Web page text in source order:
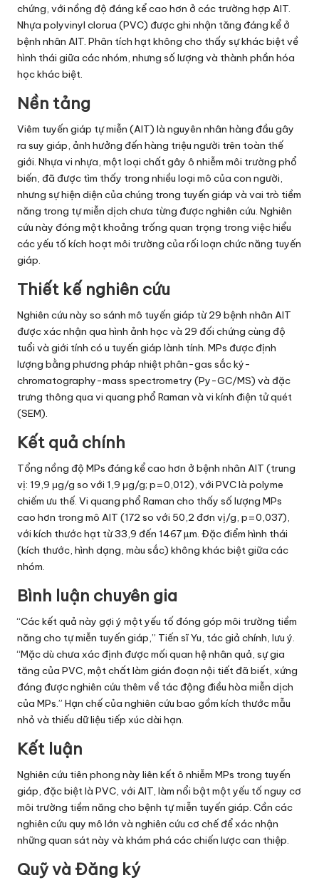
chứng, với nồng độ đáng kể cao hơn ở các trường hợp AIT.
Nhựa polyvinyl clorua (PVC) được ghi nhận tăng đáng kể ở
bệnh nhân AIT. Phân tích hạt không cho thấy sự khác biệt về
hình thái giữa các nhóm, nhưng số lượng và thành phần hóa
học khác biệt.
Nền tảng
Viêm tuyến giáp tự miễn (AIT) là nguyên nhân hàng đầu gây
ra suy giáp, ảnh hưởng đến hàng triệu người trên toàn thế
giới. Nhựa vi nhựa, một loại chất gây ô nhiễm môi trường phổ
biến, đã được tìm thấy trong nhiều loại mô của con người,
nhưng sự hiện diện của chúng trong tuyến giáp và vai trò tiềm
năng trong tự miễn dịch chưa từng được nghiên cứu. Nghiên
cứu này đóng một khoảng trống quan trọng trong việc hiểu
các yếu tố kích hoạt môi trường của rối loạn chức năng tuyến
giáp.
Thiết kế nghiên cứu
Nghiên cứu này so sánh mô tuyến giáp từ 29 bệnh nhân AIT
được xác nhận qua hình ảnh học và 29 đối chứng cùng độ
tuổi và giới tính có u tuyến giáp lành tính. MPs được định
lượng bằng phương pháp nhiệt phân-gas sắc ký-
chromatography-mass spectrometry (Py-GC/MS) và đặc
trưng thông qua vi quang phổ Raman và vi kính điện tử quét
(SEM).
Kết quả chính
Tổng nồng độ MPs đáng kể cao hơn ở bệnh nhân AIT (trung
vị: 19,9 μg/g so với 1,9 μg/g; p=0,012), với PVC là polyme
chiếm ưu thế. Vi quang phổ Raman cho thấy số lượng MPs
cao hơn trong mô AIT (172 so với 50,2 đơn vị/g, p=0,037),
với kích thước hạt từ 33,9 đến 1467 µm. Đặc điểm hình thái
(kích thước, hình dạng, màu sắc) không khác biệt giữa các
nhóm.
Bình luận chuyên gia
“Các kết quả này gợi ý một yếu tố đóng góp môi trường tiềm
năng cho tự miễn tuyến giáp,” Tiến sĩ Yu, tác giả chính, lưu ý.
“Mặc dù chưa xác định được mối quan hệ nhân quả, sự gia
tăng của PVC, một chất làm gián đoạn nội tiết đã biết, xứng
đáng được nghiên cứu thêm về tác động điều hòa miễn dịch
của MPs.” Hạn chế của nghiên cứu bao gồm kích thước mẫu
nhỏ và thiếu dữ liệu tiếp xúc dài hạn.
Kết luận
Nghiên cứu tiên phong này liên kết ô nhiễm MPs trong tuyến
giáp, đặc biệt là PVC, với AIT, làm nổi bật một yếu tố nguy cơ
môi trường tiềm năng cho bệnh tự miễn tuyến giáp. Cần các
nghiên cứu quy mô lớn và nghiên cứu cơ chế để xác nhận
những quan sát này và khám phá các chiến lược can thiệp.
Quỹ và Đăng ký